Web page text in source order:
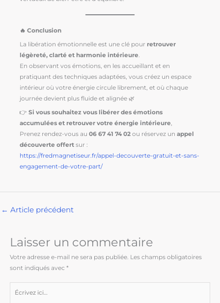
🔥 Conclusion
La libération émotionnelle est une clé pour retrouver
légèreté, clarté et harmonie intérieure.
En observant vos émotions, en les accueillant et en
pratiquant des techniques adaptées, vous créez un espace
intérieur où votre énergie circule librement, et où chaque
journée devient plus fluide et alignée 🌿
👉 Si vous souhaitez vous libérer des émotions
accumulées et retrouver votre énergie intérieure,
Prenez rendez-vous au 06 67 41 74 02 ou réservez un appel
découverte offert sur :
https://fredmagnetiseur.fr/appel-decouverte-gratuit-et-sans-
engagement-de-votre-part/
← Article précédent
Laisser un commentaire
Votre adresse e-mail ne sera pas publiée. Les champs obligatoires
sont indiqués avec *